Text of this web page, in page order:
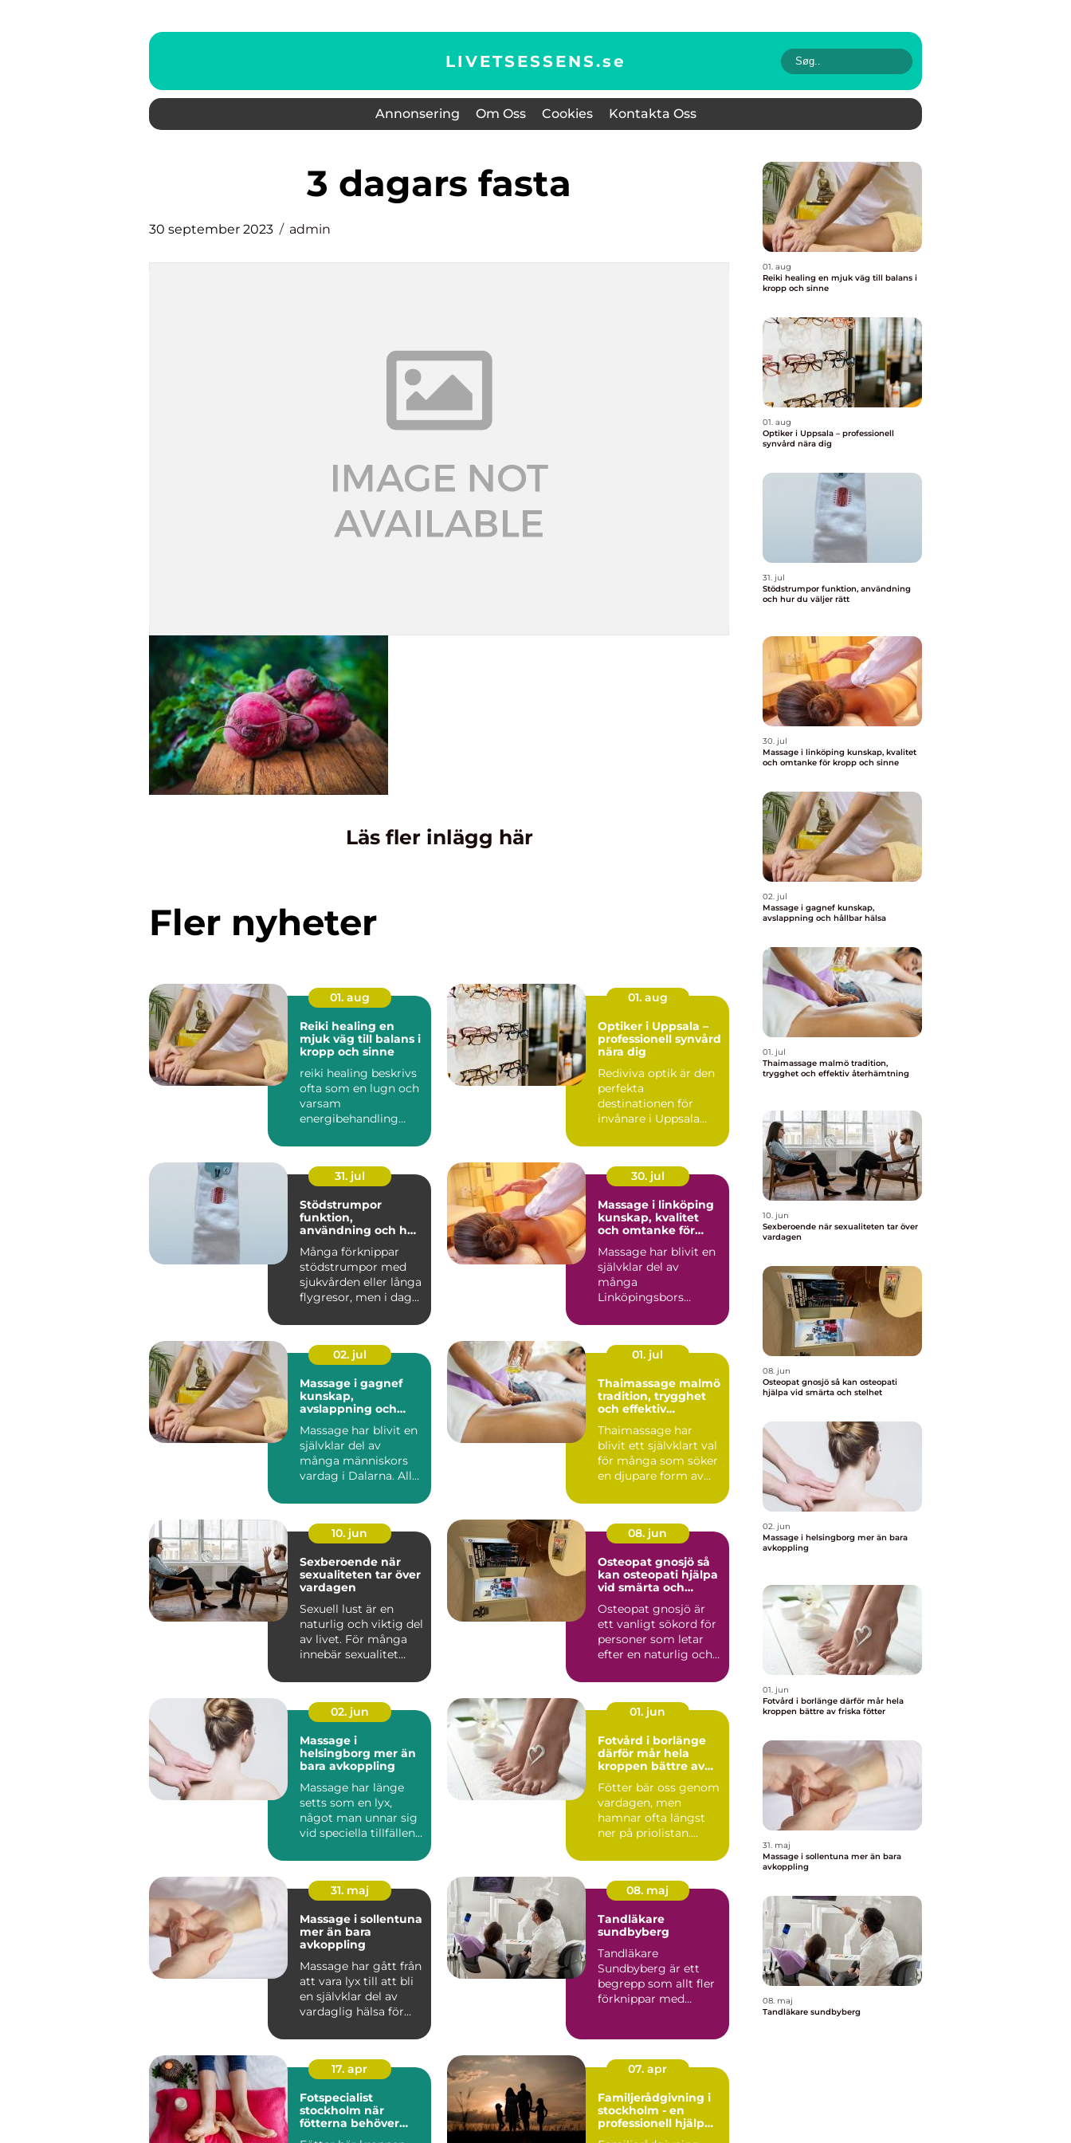
LIVETSESSENS.se
Annonsering Om Oss Cookies Kontakta Oss
3 dagars fasta
30 september 2023 admin
Läs fler inlägg här
Fler nyheter
01. aug
Reiki healing en
mjuk väg till balans i
kropp och sinne
reiki healing beskrivs
ofta som en lugn och
varsam
energibehandling
egen förmåg...
01. aug
Optiker i Uppsala –
professionell synvård
nära dig
Rediviva optik är den
perfekta
destinationen för
invånare i Uppsala
31. jul
Stödstrumpor
funktion,
användning och hur
Många förknippar
stödstrumpor med
sjukvården eller långa
flygresor, men i dag
h...
30. jul
Massage i linköping
kunskap, kvalitet
och omtanke för
Massage har blivit en
självklar del av
många
Linköpingsbors
hjälp för spända axl...
02. jul
Massage i gagnef
kunskap,
avslappning och
Massage har blivit en
självklar del av
många människors
vardag i Dalarna. Allt
...
01. jul
Thaimassage malmö
tradition, trygghet
och effektiv
Thaimassage har
blivit ett självklart val
för många som söker
en djupare form av
smä...
10. jun
Sexberoende när
sexualiteten tar över
vardagen
Sexuell lust är en
naturlig och viktig del
av livet. För många
innebär sexualitet
08. jun
Osteopat gnosjö så
kan osteopati hjälpa
vid smärta och
Osteopat gnosjö är
ett vanligt sökord för
personer som letar
efter en naturlig och
02. jun
Massage i
helsingborg mer än
bara avkoppling
Massage har länge
setts som en lyx,
något man unnar sig
vid speciella tillfällen.
01. jun
Fotvård i borlänge
därför mår hela
kroppen bättre av
Fötter bär oss genom
vardagen, men
hamnar ofta längst
ner på priolistan.
först när...
31. maj
Massage i sollentuna
mer än bara
avkoppling
Massage har gått från
att vara lyx till att bli
en självklar del av
vardaglig hälsa för
08. maj
Tandläkare
sundbyberg
Tandläkare
Sundbyberg är ett
begrepp som allt fler
förknippar med
17. apr
Fotspecialist
stockholm när
fötterna behöver
07. apr
Familjerådgivning i
stockholm - en
professionell hjälp
01. aug
Reiki healing en mjuk väg till balans i
kropp och sinne
01. aug
Optiker i Uppsala – professionell
synvård nära dig
31. jul
Stödstrumpor funktion, användning
och hur du väljer rätt
30. jul
Massage i linköping kunskap, kvalitet
och omtanke för kropp och sinne
02. jul
Massage i gagnef kunskap,
avslappning och hållbar hälsa
01. jul
Thaimassage malmö tradition,
trygghet och effektiv återhämtning
10. jun
Sexberoende när sexualiteten tar över
vardagen
08. jun
Osteopat gnosjö så kan osteopati
hjälpa vid smärta och stelhet
02. jun
Massage i helsingborg mer än bara
avkoppling
01. jun
Fotvård i borlänge därför mår hela
kroppen bättre av friska fötter
31. maj
Massage i sollentuna mer än bara
avkoppling
08. maj
Tandläkare sundbyberg